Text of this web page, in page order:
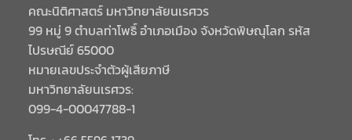
คณะนิติศาสตร์ มหาวิทยาลัยนเรศวร
99 หมู่ 9 ตำบลท่าโพธิ์ อำเภอเมือง จังหวัดพิษณุโลก รหัส
ไปรษณีย์ 65000
หมายเลขประจำตัวผู้เสียภาษี
มหาวิทยาลัยนเรศวร:
099-4-00047788-1